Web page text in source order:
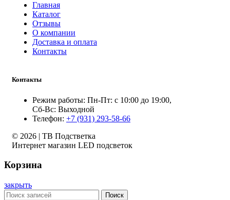
Главная
Каталог
Отзывы
О компании
Доставка и оплата
Контакты
Контакты
Режим работы: Пн-Пт: с 10:00 до 19:00,
Сб-Вс: Выходной
Телефон: +7 (931) 293-58-66
© 2026 | ТВ Подстветка
Интернет магазин LED подсветок
Корзина
закрыть
Поиск